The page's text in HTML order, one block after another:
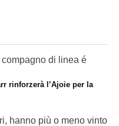
di linea é
rinforzerà l’Ajoie per la
hanno più o meno vinto